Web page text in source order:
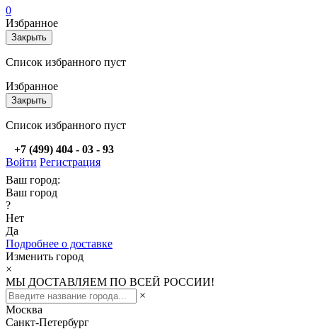
0
Избранное
Закрыть
Список избранного пуст
Избранное
Закрыть
Список избранного пуст
+7 (499) 404 - 03 - 93
Войти Регистрация
Ваш город:
Ваш город
?
Нет
Да
Подробнее о доставке
Изменить город
×
МЫ ДОСТАВЛЯЕМ ПО ВСЕЙ РОССИИ!
×
Москва
Санкт-Петербург